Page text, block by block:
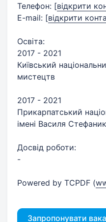
Телефон: [відкрити
E-mail: [відкрити
Освіта:
2017 - 2021
Київський
мистецтв
2017 - 2021
Прикарпатський
імені Василя
Досвід роботи:
-
Powered by TCPDF (
Запропонувати